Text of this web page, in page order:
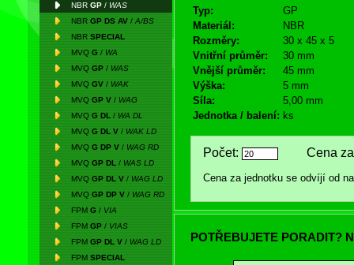
NBR GP / WAS
NBR GP DS AV / A/BS
NBR SPECIAL
MVQ G / WA
MVQ GP / WAS
MVQ GV / WAK
MVQ GP V / WAG
MVQ G DL / WA DL
MVQ G DL V / WAK LD
MVQ G DP V / WAG RD
MVQ GP DL / WAS LD
MVQ GP DL V / WAG LD
MVQ GP DP V / WAG RD
FPM G / VIA
FPM GP / VIAS
FPM GP DL V / WAG LD
FPM SPECIAL
Typ:
GP
Materiál:
NBR
Rozměry:
30 x 45 x 5
Vnitřní průměr:
30 mm
Vnější průměr:
45 mm
Výška:
5 mm
Síla:
5,00 mm
Jednotka / balení: ks
Počet: Cena za
Cena za jednotku se odvíjí od
POTŘEBUJETE PORADIT?